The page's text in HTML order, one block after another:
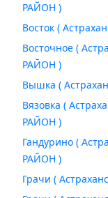
РАЙОН )
Восток (
Восточное (
РАЙОН )
Вышка (
Вязовка (
РАЙОН )
Гандурино (
РАЙОН )
Грачи (